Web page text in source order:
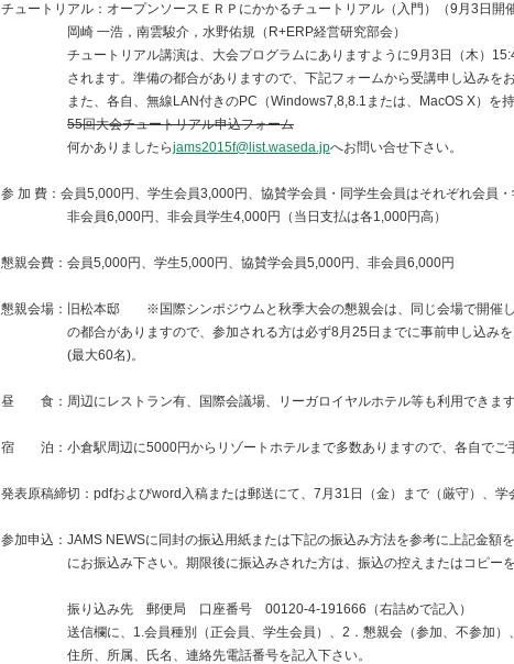
チュートリアル：オープンソースＥＲＰにかかるチュートリアル（入門）（9月3日開催
岡崎 一浩，南雲駿介，水野佑規（R+ERP経営研究部会）
チュートリアル講演は、大会プログラムにありますように9月3日（木）
されます。準備の都合がありますので、下記フォームから受講申し込みをお
また、各自、無線LAN付きのPC（Windows7,8,8.1または、MacOS X）を持
55回大会チュートリアル申込フォーム
何かありましたらjams2015f@list.waseda.jpへお問い合せ下さい。
参 加 費：会員5,000円、学生会員3,000円、協賛学会員・同学生会員はそれぞれ会員・
非会員6,000円、非会員学生4,000円（当日支払は各1,000円高）
懇親会費：会員5,000円、学生5,000円、協賛学会員5,000円、非会員6,000円
懇親会場：旧松本邸 ※国際シンポジウムと秋季大会の懇親会は、同じ会場で開催
の都合がありますので、参加される方は必ず8月25日までに事前申し込みを
(最大60名)。
昼 食：周辺にレストラン有、国際会議場、リーガロイヤルホテル等も利用できます
宿 泊：小倉駅周辺に5000円からリゾートホテルまで多数ありますので、各自でご
発表原稿締切：pdfおよびword入稿または郵送にて、7月31日（金）まで（厳守）、学
参加申込：JAMS NEWSに同封の振込用紙または下記の振込み方法を参考に上記金額
にお振込み下さい。期限後に振込みされた方は、振込の控えまたはコピーを
振り込み先 郵便局 口座番号 00120-4-191666（右詰めで記入）
送信欄に、1.会員種別（正会員、学生会員）、2．懇親会（参加、不参加）
住所、所属、氏名、連絡先電話番号を記入下さい。